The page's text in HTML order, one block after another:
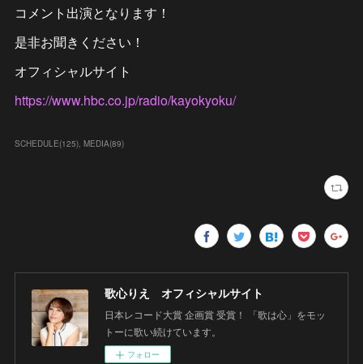
コメント出演となります！
是非お聞きください！
オフィシャルサイト
https://www.hbc.co.jp/radio/kayokyoku/
SCHEDULE(125) MEDIA(89)
歌心りえ オフィシャルサイト
日本レコード大賞 企画賞 受賞！ 「歌は心」をモッ
トーに歌い続けています。
フォロー